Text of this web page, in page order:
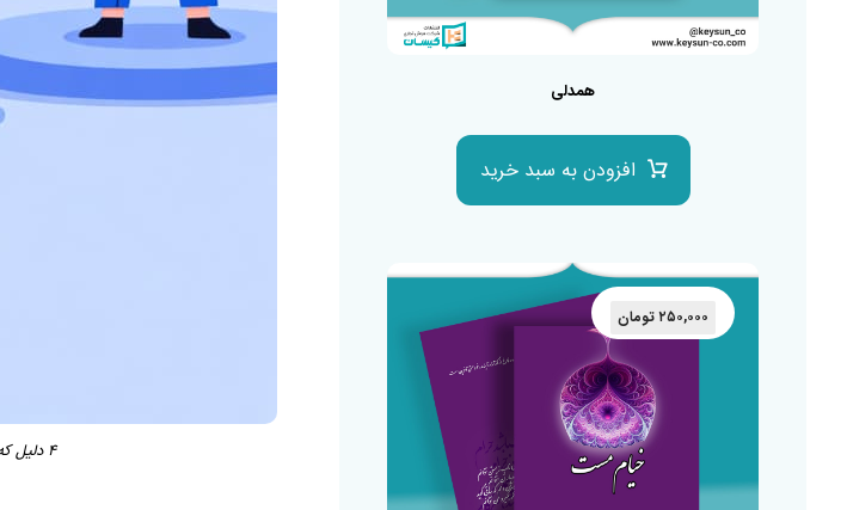
۴ دلیل که نشان می‌دهد آیا کانون ارزیابی واقعاً بهترین ابزار پیش‌بینی عملکرد شغلی است؟
همدلی
افزودن به سبد خرید
۲۵۰,۰۰۰ تومان